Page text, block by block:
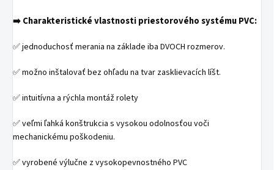
➡️ Charakteristické vlastnosti priestorového systému PVC:
✅ jednoduchosť merania na základe iba DVOCH rozmerov.
✅ možno inštalovať bez ohľadu na tvar zasklievacích líšt.
✅ intuitívna a rýchla montáž rolety
✅ veľmi ľahká konštrukcia s vysokou odolnosťou voči
mechanickému poškodeniu.
✅ vyrobené výlučne z vysokopevnostného PVC